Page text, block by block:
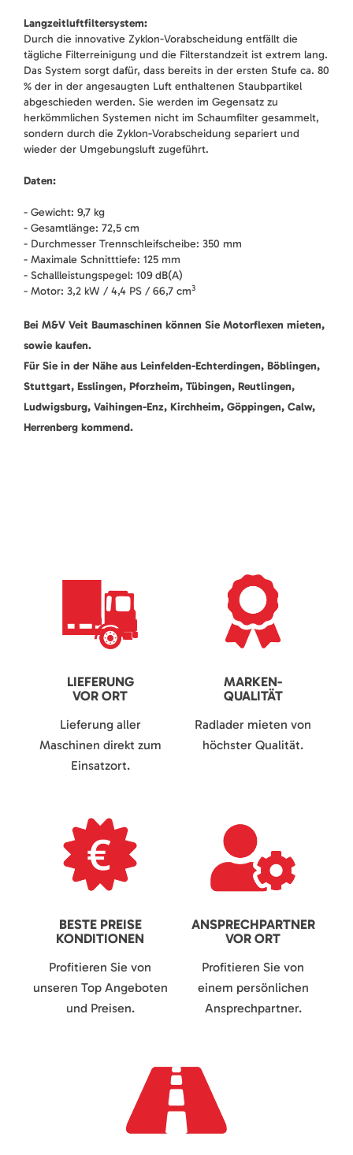
Langzeitluftfiltersystem:
Durch die innovative Zyklon-Vorabscheidung entfällt die
tägliche Filterreinigung und die Filterstandzeit ist extrem lang.
Das System sorgt dafür, dass bereits in der ersten Stufe ca. 80
% der in der angesaugten Luft enthaltenen Staubpartikel
abgeschieden werden. Sie werden im Gegensatz zu
herkömmlichen Systemen nicht im Schaumfilter gesammelt,
sondern durch die Zyklon-Vorabscheidung separiert und
wieder der Umgebungsluft zugeführt.
Daten:
- Gewicht: 9,7 kg
- Gesamtlänge: 72,5 cm
- Durchmesser Trennschleifscheibe: 350 mm
- Maximale Schnitttiefe: 125 mm
- Schallleistungspegel: 109 dB(A)
- Motor: 3,2 kW / 4,4 PS / 66,7 cm3
Bei M&V Veit Baumaschinen können Sie Motorflexen mieten,
sowie kaufen.
Für Sie in der Nähe aus Leinfelden-Echterdingen, Böblingen,
Stuttgart, Esslingen, Pforzheim, Tübingen, Reutlingen,
Ludwigsburg, Vaihingen-Enz, Kirchheim, Göppingen, Calw,
Herrenberg kommend.
LIEFERUNG
VOR ORT
Lieferung aller
Maschinen direkt zum
Einsatzort.
MARKEN-
QUALITÄT
Radlader mieten von
höchster Qualität.
BESTE PREISE
KONDITIONEN
Profitieren Sie von
unseren Top Angeboten
und Preisen.
ANSPRECHPARTNER
VOR ORT
Profitieren Sie von
einem persönlichen
Ansprechpartner.